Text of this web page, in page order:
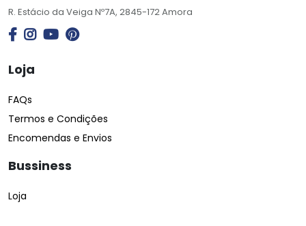
R. Estácio da Veiga Nº7A, 2845-172 Amora
Loja
FAQs
Termos e Condições
Encomendas e Envios
Bussiness
Loja